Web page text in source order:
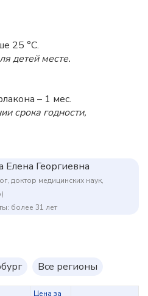
25 °C.
детей месте.
– 1 мес.
срока годности,
Елена Георгиевна
доктор медицинских наук,
более 31 лет
Все регионы
Цена за